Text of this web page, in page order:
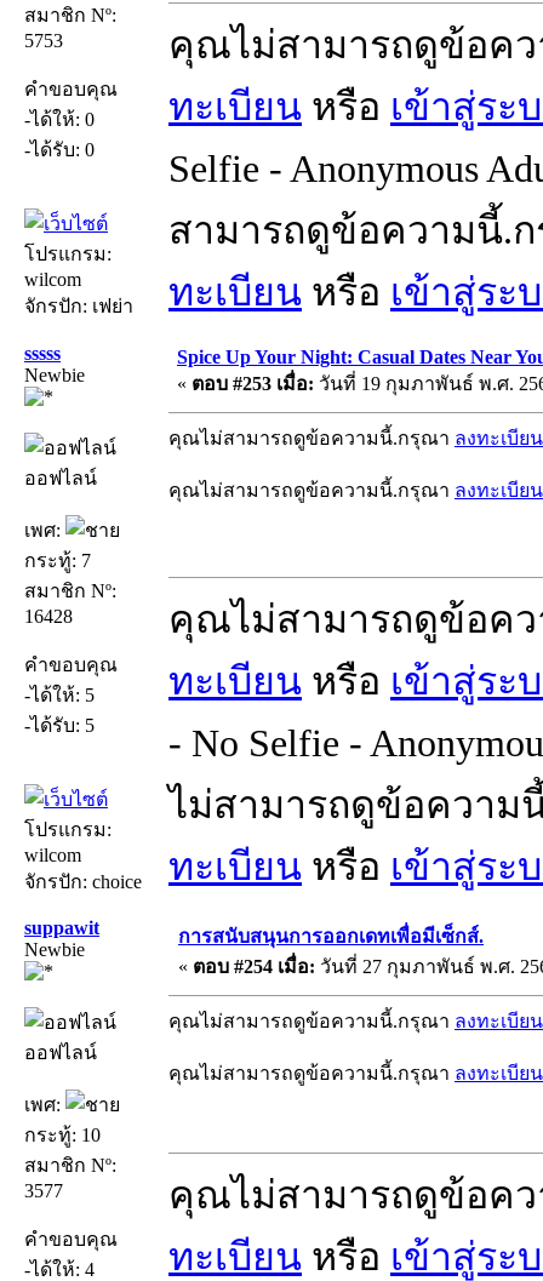
สมาชิก Nº:
5753
คำขอบคุณ
-ได้ให้: 0
-ได้รับ: 0
โปรแกรม:
wilcom
จักรปัก: เฟย่า
คุณไม่สามารถดูข้อค
ทะเบียน หรือ เข้าสู่ระ
Selfie - Anonymous
สามารถดูข้อความนี้.
ทะเบียน หรือ เข้าสู่ระ
sssss
Newbie
ออฟไลน์
เพศ:
กระทู้: 7
สมาชิก Nº:
16428
คำขอบคุณ
-ได้ให้: 5
-ได้รับ: 5
โปรแกรม:
wilcom
จักรปัก: choice
Spice Up Your Night: Casual Dates Near
« ตอบ #253 เมื่อ: วันที่ 19 กุมภาพันธ์ พ.ศ.
คุณไม่สามารถดูข้อความนี้.กรุณา ลงทะเบียน
คุณไม่สามารถดูข้อความนี้.กรุณา ลงทะเบียน
คุณไม่สามารถดูข้อค
ทะเบียน หรือ เข้าสู่ระ
- No Selfie -
ไม่สามารถดูข้อควา
ทะเบียน หรือ เข้าสู่ระ
suppawit
Newbie
ออฟไลน์
เพศ:
กระทู้: 10
สมาชิก Nº:
3577
คำขอบคุณ
-ได้ให้: 4
การสนับสนุนการออกเดทเพื่อมีเซ็กส์.
« ตอบ #254 เมื่อ: วันที่ 27 กุมภาพันธ์ พ.ศ.
คุณไม่สามารถดูข้อความนี้.กรุณา ลงทะเบียน
คุณไม่สามารถดูข้อความนี้.กรุณา ลงทะเบียน
คุณไม่สามารถดูข้อค
ทะเบียน หรือ เข้าสู่ระ